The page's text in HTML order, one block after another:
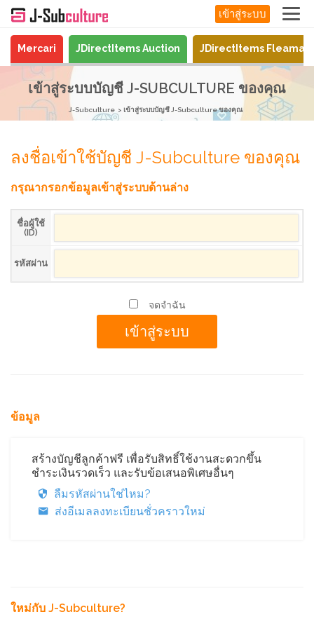
เข้าสู่ระบบ
Mercari JDirectItems Auction JDirectItems
เข้าสู่ระบบบัญชี J-SUBCULTURE ของคุณ
J-Subculture เข้าสู่ระบบบัญชี J-Subculture ของคุณ
ลงชื่อเข้าใช้บัญชี J-Subculture ของคุณ
กรุณากรอกข้อมูลเข้าสู่ระบบด้านล่าง
ชื่อผู้ใช้
(ID)
รหัสผ่าน
จดจำฉัน
ข้อมูล
สร้างบัญชีลูกค้าฟรี เพื่อรับสิทธิ์ใช้งานสะดวกขึ้น
ชำระเงินรวดเร็ว และรับข้อเสนอพิเศษอื่นๆ
ลืมรหัสผ่านใช่ไหม?
ส่งอีเมลลงทะเบียนชั่วคราวใหม่
ใหม่กับ J-Subculture?